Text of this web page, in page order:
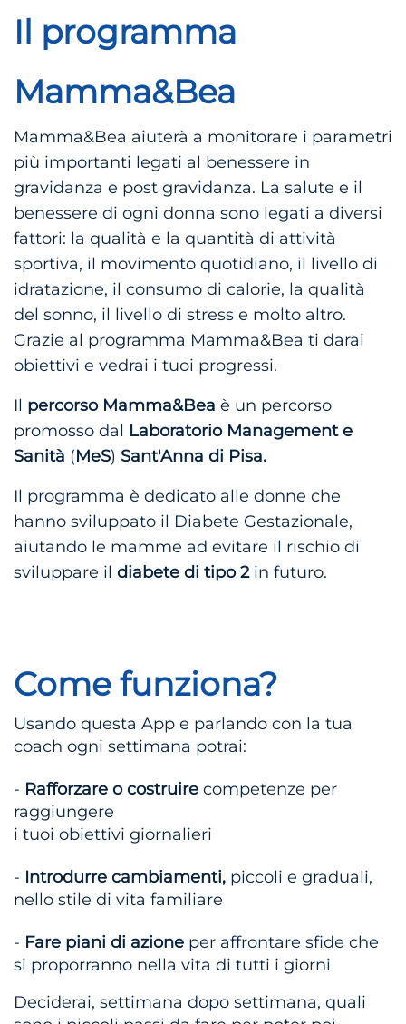
Il programma
Mamma&Bea
Mamma&Bea aiuterà a monitorare i parametri
più importanti legati al benessere in
gravidanza e post gravidanza. La salute e il
benessere di ogni donna sono legati a diversi
fattori: la qualità e la quantità di attività
sportiva, il movimento quotidiano, il livello di
idratazione, il consumo di calorie, la qualità
del sonno, il livello di stress e molto altro.
Grazie al programma Mamma&Bea ti darai
obiettivi e vedrai i tuoi progressi.
Il percorso Mamma&Bea è un percorso
promosso dal Laboratorio Management e
Sanità (MeS) Sant'Anna di Pisa.
Il programma è dedicato alle donne che
hanno sviluppato il Diabete Gestazionale,
aiutando le mamme ad evitare il rischio di
sviluppare il diabete di tipo 2in futuro.
Come funziona?
Usando questa App e parlando con la tua
coach ogni settimana potrai:
- Rafforzare o costruire competenze per
raggiungere
i tuoi obiettivi giornalieri
- Introdurre cambiamenti, piccoli e graduali,
nello stile di vita familiare
- Fare piani di azione per affrontare sfide che
si proporranno nella vita di tutti i giorni
Deciderai, settimana dopo settimana, quali